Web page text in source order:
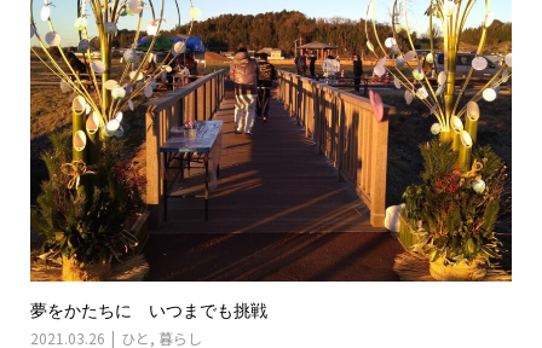
夢をかたちに いつまでも挑戦
2021.03.26 ひと , 暮らし